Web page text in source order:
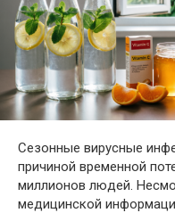
Сезонные вирусные
причиной временной
миллионов людей.
медицинской